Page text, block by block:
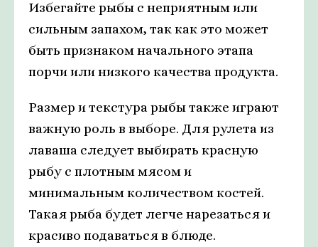
Избегайте рыбы с неприятным или
сильным запахом, так как это может
быть признаком начального этапа
порчи или низкого качества продукта.
Размер и текстура рыбы также играют
важную роль в выборе. Для рулета из
лаваша следует выбирать красную
рыбу с плотным мясом и
минимальным количеством костей.
Такая рыба будет легче нарезаться и
красиво подаваться в блюде.